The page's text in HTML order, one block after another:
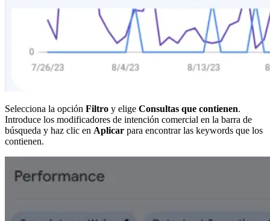
Selecciona la opción Filtro y elige Consultas que contienen.
Introduce los modificadores de intención comercial en la barra de
búsqueda y haz clic en Aplicar para encontrar las keywords que los
contienen.